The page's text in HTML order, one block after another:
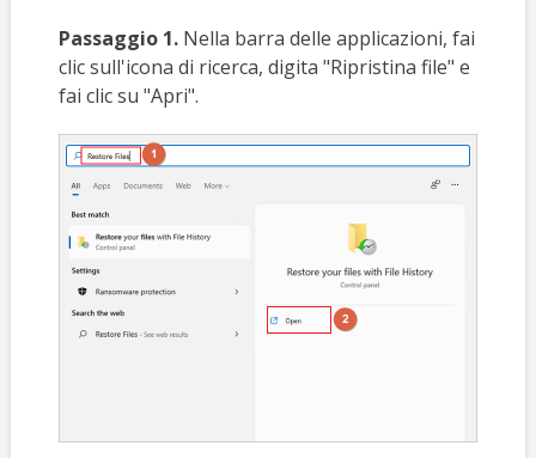
Passaggio 1.Nella barra delle applicazioni, fai
clic sull'icona di ricerca, digita "Ripristina file" e
fai clic su "Apri".